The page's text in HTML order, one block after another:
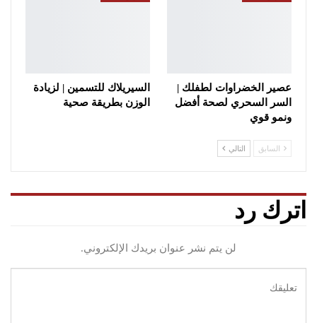
عصير الخضراوات لطفلك |
السر السحري لصحة أفضل
ونمو قوي
السيريلاك للتسمين | لزيادة
الوزن بطريقة صحية
السابق التالي
اترك رد
لن يتم نشر عنوان بريدك الإلكتروني.